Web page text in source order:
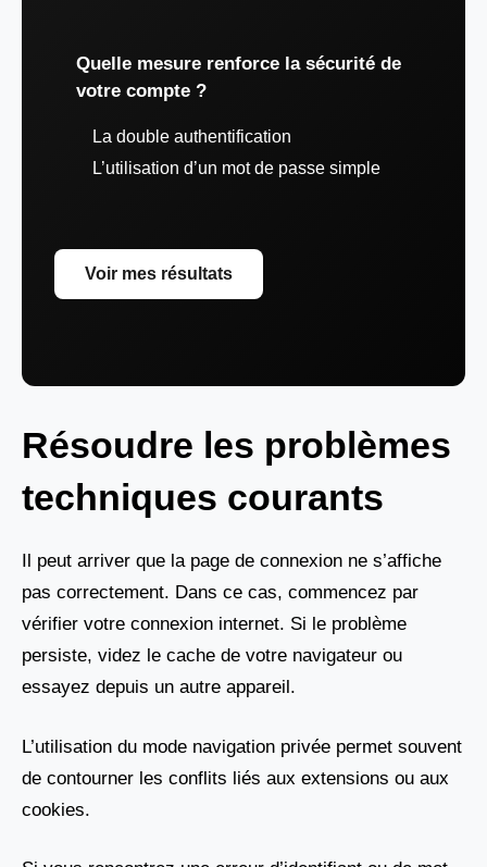
Quelle mesure renforce la sécurité de
votre compte ?
La double authentification
L’utilisation d’un mot de passe simple
Voir mes résultats
Résoudre les problèmes
techniques courants
Il peut arriver que la page de connexion ne s’affiche
pas correctement. Dans ce cas, commencez par
vérifier votre connexion internet. Si le problème
persiste, videz le cache de votre navigateur ou
essayez depuis un autre appareil.
L’utilisation du mode navigation privée permet souvent
de contourner les conflits liés aux extensions ou aux
cookies.